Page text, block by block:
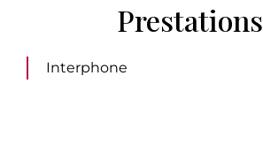
Prestations
Interphone